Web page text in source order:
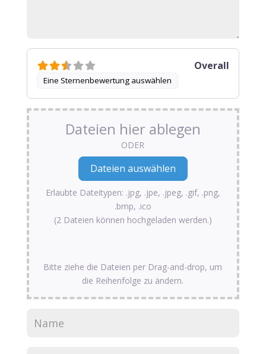
Eine Sternenbewertung auswählen
Overall
Dateien hier ablegen
ODER
Erlaubte Dateitypen: .jpg, .jpe, .jpeg, .gif, .png,
.bmp, .ico
(2 Dateien können hochgeladen werden.)
Bitte ziehe die Dateien per Drag-and-drop, um
die Reihenfolge zu ändern.